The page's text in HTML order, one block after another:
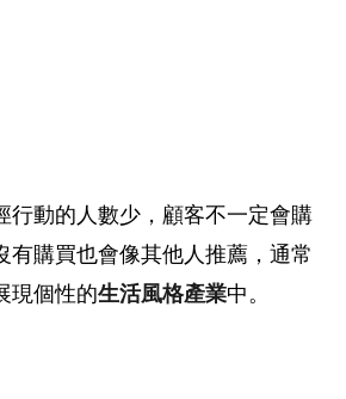
行動的人數少，顧客不一定會購
有購買也會像其他人推薦，通常
現個性的生活風格產業中。